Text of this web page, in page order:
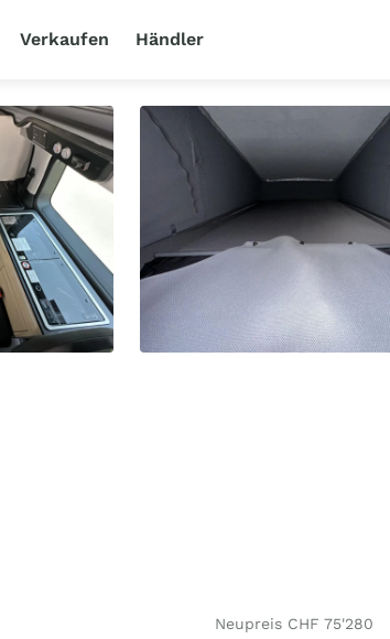
Verkaufen Händler
Neupreis CHF 75'280